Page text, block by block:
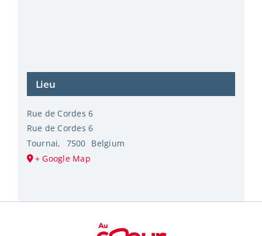
Lieu
Rue de Cordes 6
Rue de Cordes 6
Tournai, 7500 Belgium
+ Google Map